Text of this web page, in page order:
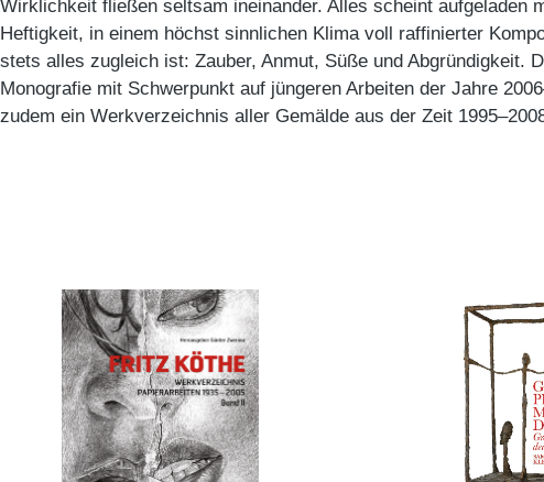
Wirklichkeit fließen seltsam ineinander. Alles scheint aufgeladen
Heftigkeit, in einem höchst sinnlichen Klima voll raffinierter
stets alles zugleich ist: Zauber, Anmut, Süße und Abgründigkeit.
Monografie mit Schwerpunkt auf jüngeren Arbeiten der Jahre
zudem ein Werkverzeichnis aller Gemälde aus der Zeit